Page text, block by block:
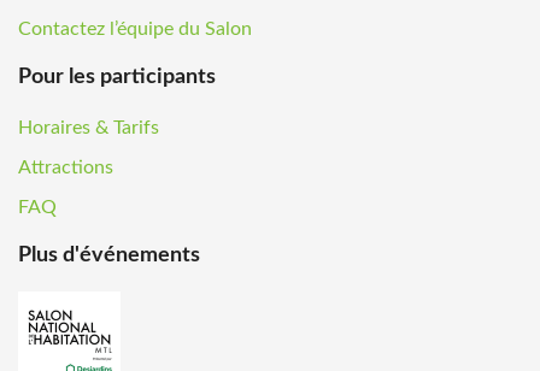
Contactez l’équipe du Salon
Pour les participants
Horaires & Tarifs
Attractions
FAQ
Plus d'événements